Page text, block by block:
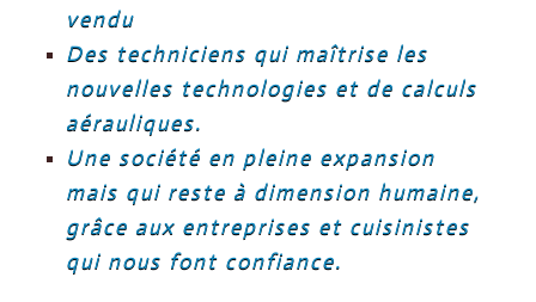
vendu
Des techniciens qui maîtrise les
nouvelles technologies et de calculs
aérauliques.
Une société en pleine expansion
mais qui reste à dimension humaine,
grâce aux entreprises et cuisinistes
qui nous font confiance.